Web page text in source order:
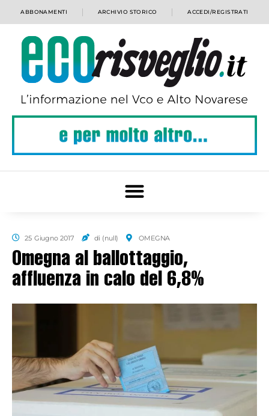
ABBONAMENTI ARCHIVIO STORICO ACCEDI/REGISTRATI
25 Giugno 2017 di (null) OMEGNA
Omegna al ballottaggio,
affluenza in calo del 6,8%